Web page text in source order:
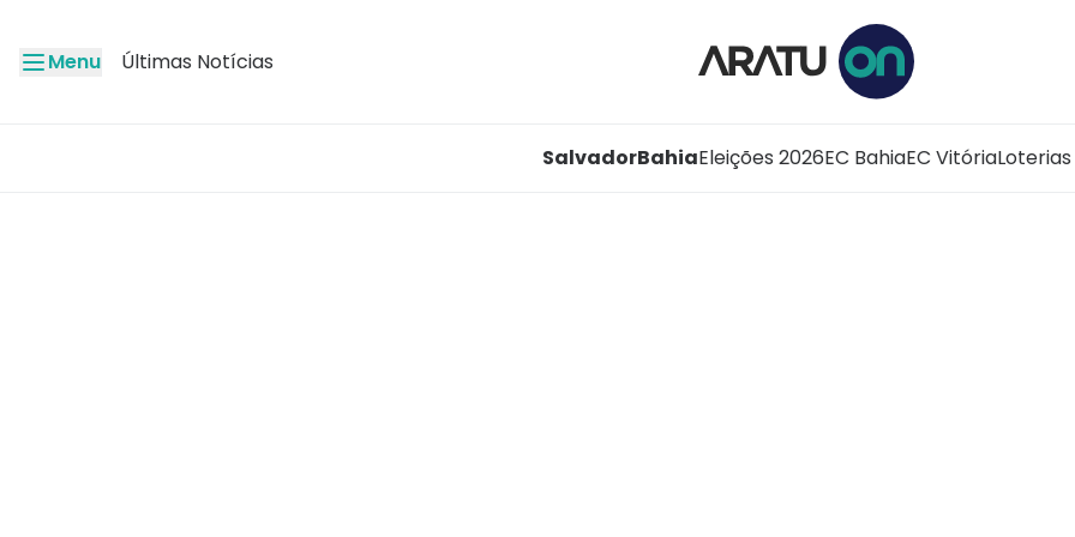
Menu Últimas Notícias
SalvadorBahiaEleições 2026EC BahiaEC VitóriaLoterias